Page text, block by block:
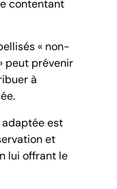
contentant
« non-
peut prévenir
à
est
et
lui offrant le